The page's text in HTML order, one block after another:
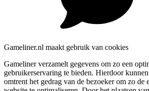
Gameliner.nl maakt gebruik van cookies
Gameliner verzamelt gegevens om zo een
gebruikerservaring te bieden. Hierdoor
omtrent het gedrag van de bezoeker om zo de